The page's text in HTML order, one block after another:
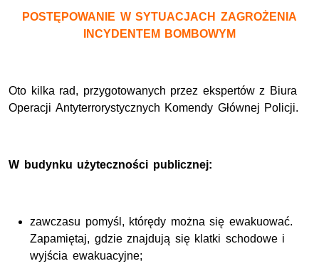
POSTĘPOWANIE W SYTUACJACH ZAGROŻENIA
INCYDENTEM BOMBOWYM
Oto kilka rad, przygotowanych przez ekspertów z Biura
Operacji Antyterrorystycznych Komendy Głównej Policji.
W budynku użyteczności publicznej:
zawczasu pomyśl, którędy można się ewakuować.
Zapamiętaj, gdzie znajdują się klatki schodowe i
wyjścia ewakuacyjne;